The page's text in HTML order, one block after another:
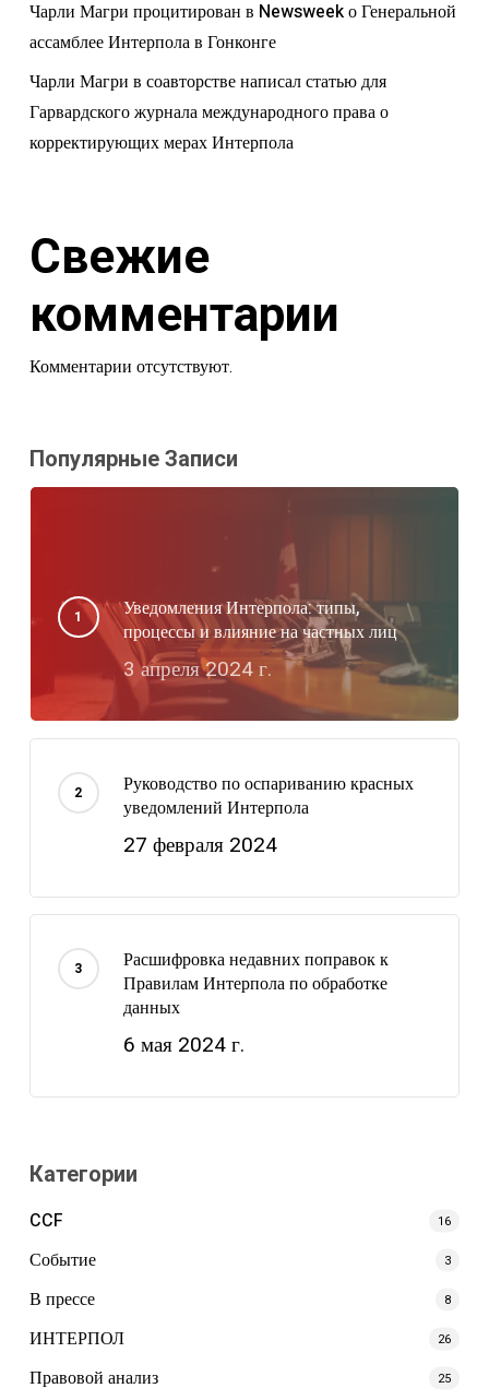
Чарли Магри процитирован в Newsweek о Генеральной
ассамблее Интерпола в Гонконге
Чарли Магри в соавторстве написал статью для
Гарвардского журнала международного права о
корректирующих мерах Интерпола
Свежие
комментарии
Комментарии отсутствуют.
Популярные Записи
Уведомления Интерпола: типы,
процессы и влияние на частных лиц
3 апреля 2024 г.
Руководство по оспариванию красных
уведомлений Интерпола
27 февраля 2024
Расшифровка недавних поправок к
Правилам Интерпола по обработке
данных
6 мая 2024 г.
Категории
CCF
16
Событие 3
В прессе 8
ИНТЕРПОЛ 26
Правовой анализ 25